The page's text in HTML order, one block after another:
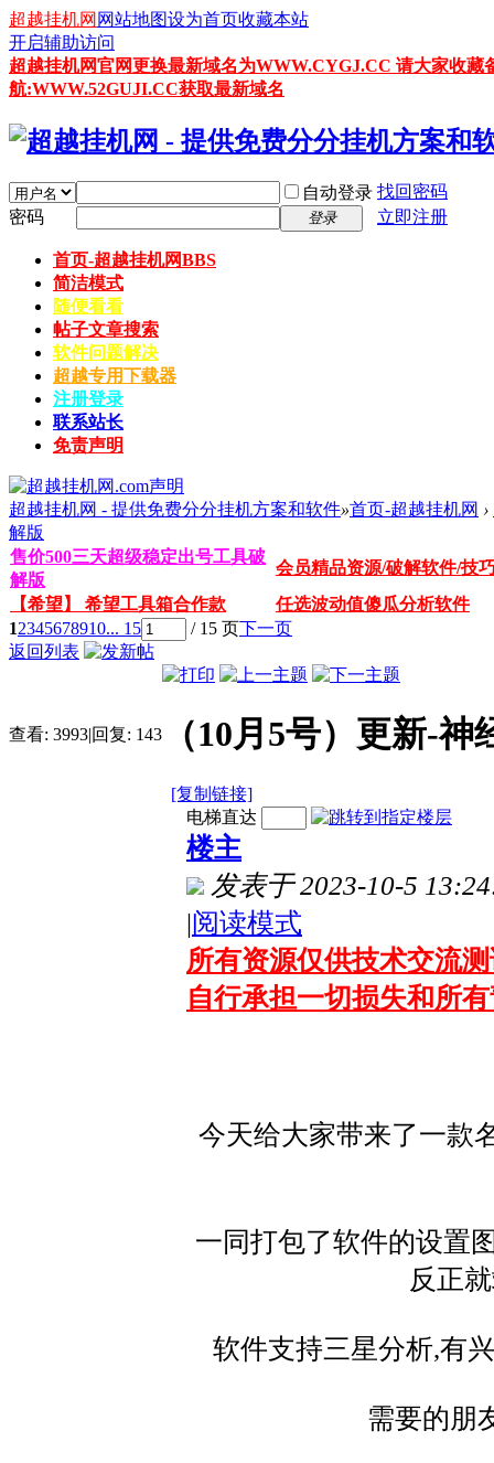
超越挂机网 网站地图设为首页收藏本站
开启辅助访问
超越挂机网官网更换最新域名为WWW.CYGJ.CC 请大家收
航:WWW.52GUJI.CC获取最新域名
自动登录 找回密码
密码
登录 立即注册
首页-超越挂机网BBS
简洁模式
随便看看
帖子文章搜索
软件问题解决
超越专用下载器
注册登录
联系站长
免责声明
超越挂机网 - 提供免费分分挂机方案和软件»首页-超越挂机网 ›
解版
售价500三天超级稳定出号工具破
解版
会员精品资源/破解软件/技
【希望】 希望工具箱合作款
任选波动值傻瓜分析软件
12345678910... 15 / 15 页下一页
返回列表
查看: 3993|回复: 143 （10月5号）更新-
[复制链接]
电梯直达
楼主
发表于 2023-10-5
|阅读模式
所有资源仅供技术交流
自行承担一切损失和所
今天给大家带来了一款
一同打包了软件的设置
反正
软件支持三星分析,有
需要的朋